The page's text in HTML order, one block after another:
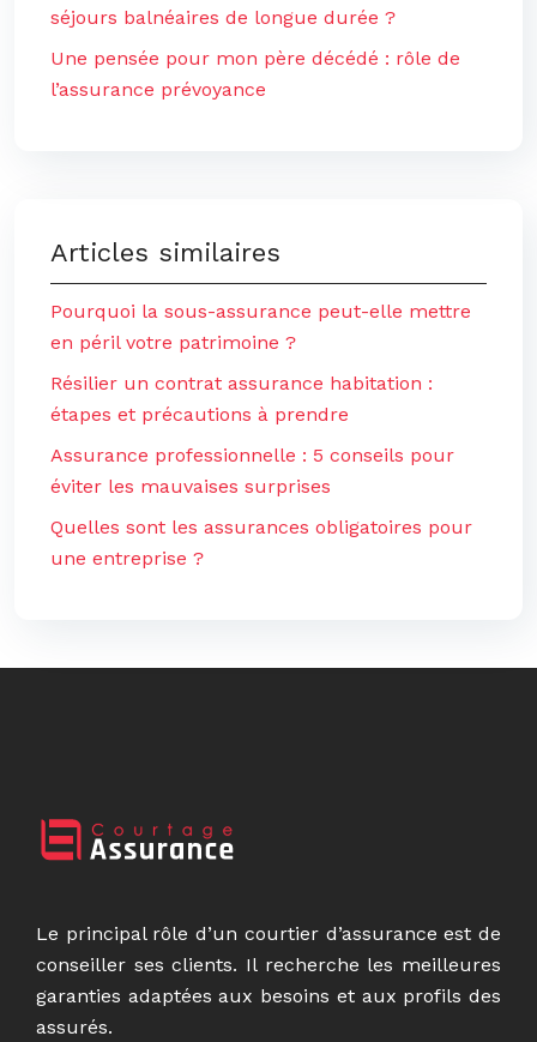
séjours balnéaires de longue durée ?
Une pensée pour mon père décédé : rôle de
l’assurance prévoyance
Articles similaires
Pourquoi la sous-assurance peut-elle mettre
en péril votre patrimoine ?
Résilier un contrat assurance habitation :
étapes et précautions à prendre
Assurance professionnelle : 5 conseils pour
éviter les mauvaises surprises
Quelles sont les assurances obligatoires pour
une entreprise ?
Le principal rôle d’un courtier d’assurance est de
conseiller ses clients. Il recherche les meilleures
garanties adaptées aux besoins et aux profils des
assurés.